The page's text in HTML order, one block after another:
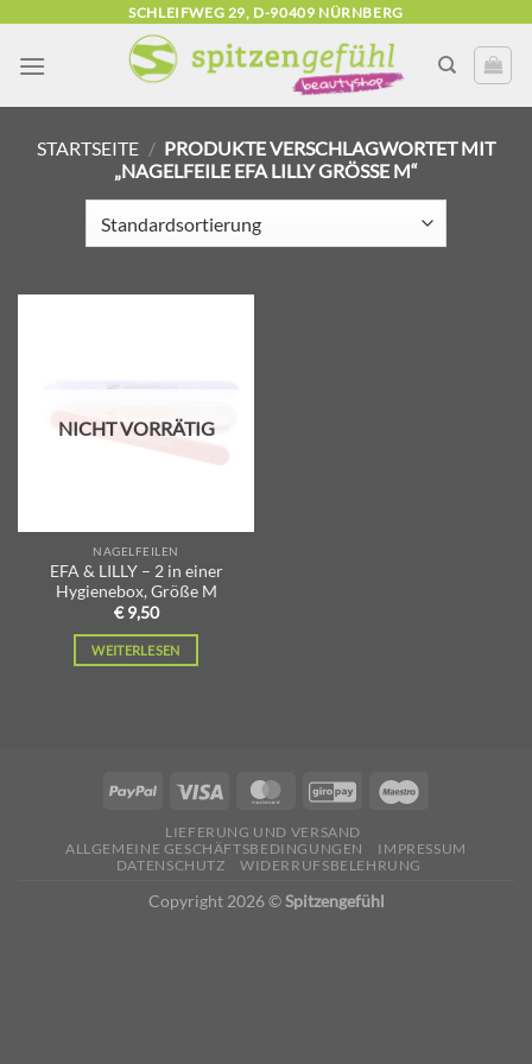
springen
SCHLEIFWEG 29, D-90409 NÜRNBERG
STARTSEITE / PRODUKTE VERSCHLAGWORTET MIT
„NAGELFEILE EFA LILLY GRÖSSE M“
hinzufügen
NICHT VORRÄTIG
NAGELFEILEN
EFA & LILLY – 2 in einer
Hygienebox, Größe M
€ 9,50
WEITERLESEN
LIEFERUNG UND VERSAND
ALLGEMEINE GESCHÄFTSBEDINGUNGEN
IMPRESSUM
DATENSCHUTZ
WIDERRUFSBELEHRUNG
Copyright 2026 ©Spitzengefühl